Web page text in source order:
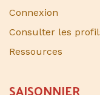
Connexion
Consulter les
Ressources